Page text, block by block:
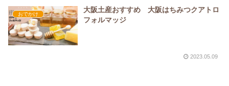
おでかけ
大阪土産おすすめ 大阪はちみつクアトロ
フォルマッジ
2023.05.09